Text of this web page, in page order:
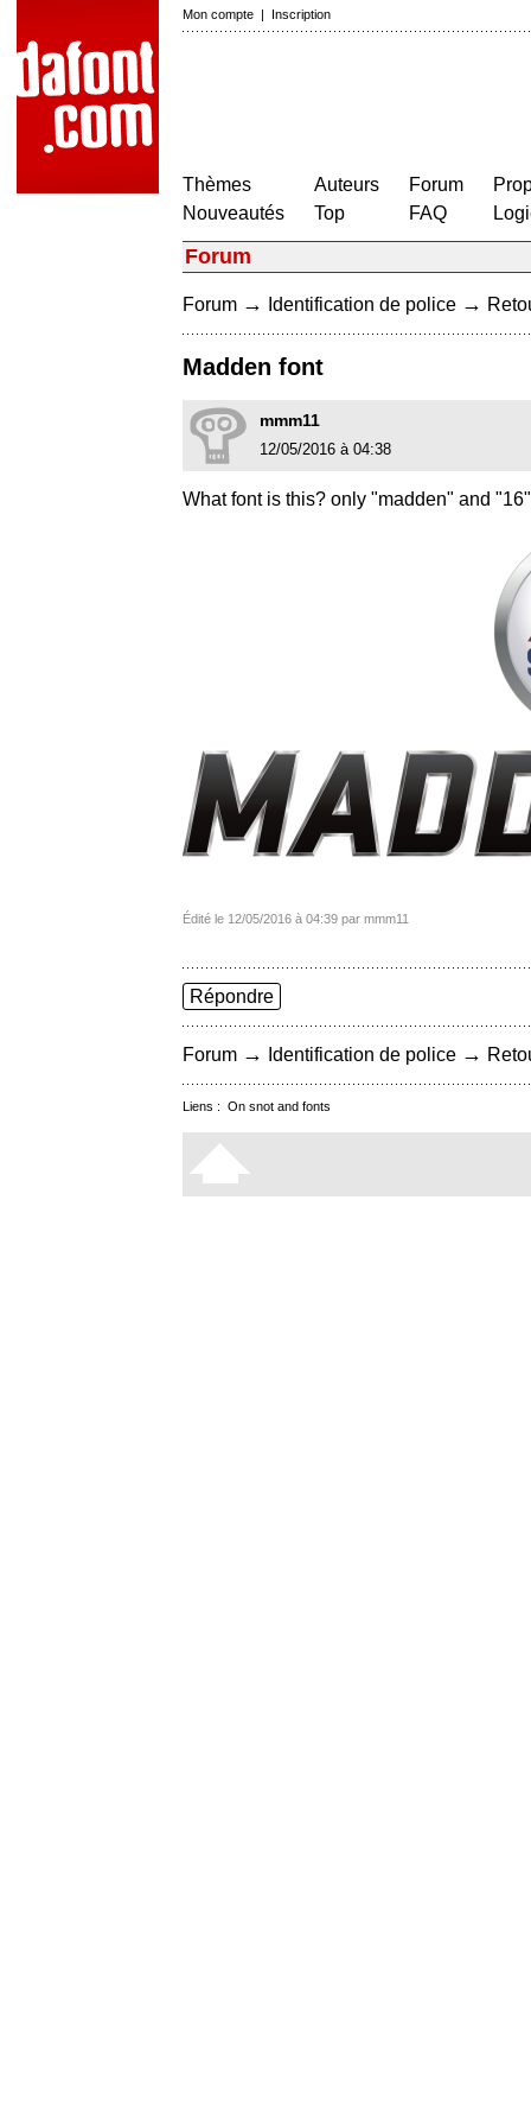
Mon compte | Inscription
Thèmes
Nouveautés
Auteurs
Top
Forum
FAQ
Forum
Forum → Identification de police →
Madden font
mmm11
12/05/2016 à 04:38
What font is this? only "madden" and "16"
Édité le 12/05/2016 à 04:39 par mmm11
Répondre
Forum → Identification de police →
Liens : On snot and fonts